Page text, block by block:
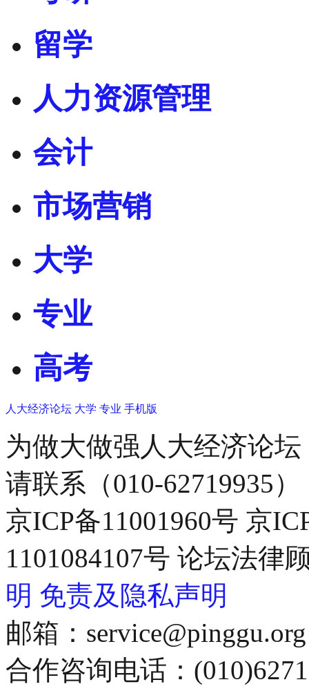
留学
人力资源管理
会计
市场营销
大学
专业
高考
人大经济论坛 大学 专业 手机版
为做大做强人大经济论
请联系（010-62719935）
京ICP备11001960号 京
1101084107号 论坛法律
明 免责及隐私声明
邮箱：service@pinggu.org
合作咨询电话：